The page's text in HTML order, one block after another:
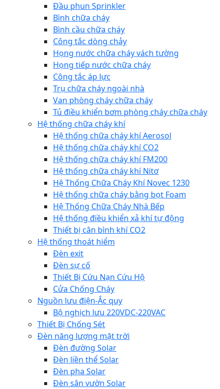
Đầu phun Sprinkler
Bình chữa cháy
Bình cầu chữa cháy
Công tắc dòng chảy
Họng nước chữa cháy vách tường
Họng tiếp nước chữa cháy
Công tắc áp lực
Trụ chữa cháy ngoài nhà
Van phòng cháy chữa cháy
Tủ điều khiển bơm phòng cháy chữa cháy
Hệ thống chữa cháy khí
Hệ thống chữa cháy khí Aerosol
Hệ thống chữa cháy khí CO2
Hệ thống chữa cháy khí FM200
Hệ thống chữa cháy khí Nitơ
Hệ Thống Chữa Cháy Khí Novec 1230
Hệ thống chữa cháy bằng bọt Foam
Hệ Thống Chữa Cháy Nhà Bếp
Hệ thống điều khiển xả khí tự động
Thiết bị cân bình khí CO2
Hệ thống thoát hiểm
Đèn exit
Đèn sự cố
Thiết Bị Cứu Nạn Cứu Hộ
Cửa Chống Cháy
Nguồn lưu điện-Ắc quy
Bộ nghịch lưu 220VDC-220VAC
Thiết Bị Chống Sét
Đèn năng lượng mặt trời
Đèn đường Solar
Đèn liền thể Solar
Đèn pha Solar
Đèn sân vườn Solar